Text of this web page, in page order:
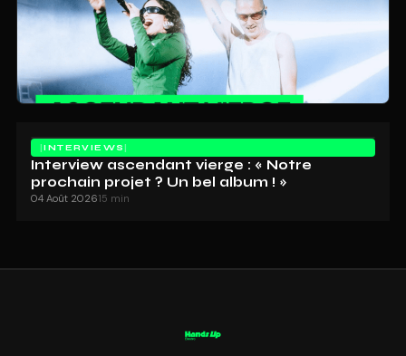
INTERVIEWS
Interview ascendant vierge : « Notre
prochain projet ? Un bel album ! »
04 Août 202615 min